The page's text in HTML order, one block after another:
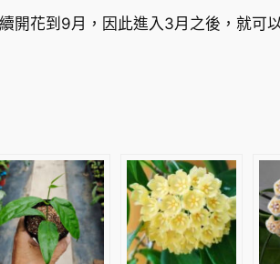
a
量
開花到9月，因此進入3月之後，就可